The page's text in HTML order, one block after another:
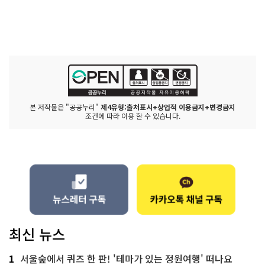
본 저작물은 "공공누리" 제4유형:출처표시+상업적 이용금지+변경금지
조건에 따라 이용 할 수 있습니다.
최신 뉴스
1 서울숲에서 퀴즈 한 판! '테마가 있는 정원여행' 떠나요